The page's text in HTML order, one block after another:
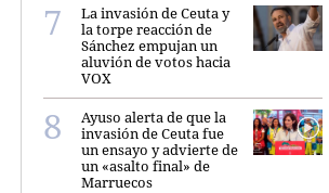
La invasión de Ceuta y
la torpe reacción de
Sánchez empujan un
aluvión de votos hacia
VOX
Ayuso alerta de que la
invasión de Ceuta fue
un ensayo y advierte de
un «asalto final» de
Marruecos